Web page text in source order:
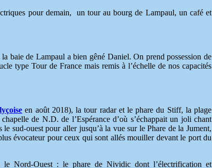
pour demain, un tour au bourg de Lampaul, un café et
baie de Lampaul a bien gêné Daniel. On prend possession de
type Tour de France mais remis à l’échelle de nos capacités
en août 2018), la tour radar et le phare du Stiff, la plage
de N.D. de l’Espérance d’où s’échappait un joli chant
sud-ouest pour aller jusqu’à la vue sur le Phare de la Jument,
évocateur pour ceux qui sont allés mouiller devant le port du
le Nord-Ouest : le phare de Nividic dont l’électrification et